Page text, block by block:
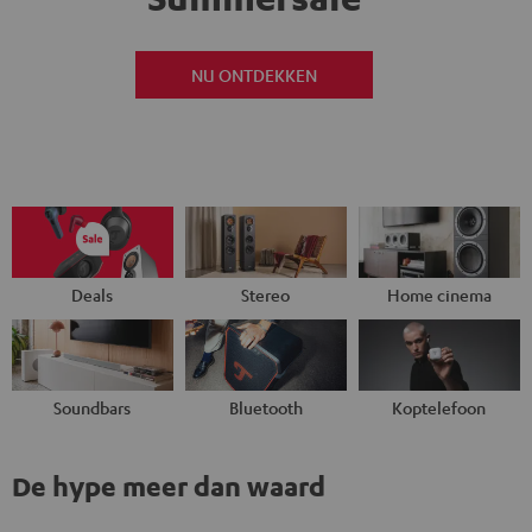
NU ONTDEKKEN
Deals Stereo Home cinema
Soundbars Bluetooth Koptelefoon
De hype meer dan waard